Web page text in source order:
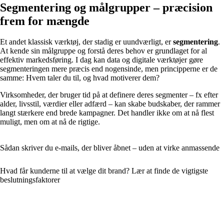
Segmentering og målgrupper – præcision
frem for mængde
Et andet klassisk værktøj, der stadig er uundværligt, ersegmentering.
At kende sin målgruppe og forstå deres behov er grundlaget for al
effektiv markedsføring. I dag kan data og digitale værktøjer gøre
segmenteringen mere præcis end nogensinde, men principperne er de
samme: Hvem taler du til, og hvad motiverer dem?
Virksomheder, der bruger tid på at definere deres segmenter – fx efter
alder, livsstil, værdier eller adfærd – kan skabe budskaber, der rammer
langt stærkere end brede kampagner. Det handler ikke om at nå flest
muligt, men om at nå de rigtige.
Sådan skriver du e-mails, der bliver åbnet – uden at virke anmassende
Hvad får kunderne til at vælge dit brand? Lær at finde de vigtigste
beslutningsfaktorer